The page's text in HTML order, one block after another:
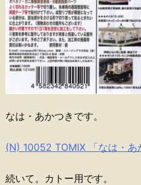
なは・あかつきです。
(N) 10052 TOMIX 「なは・あ
続いて。カトー用です。